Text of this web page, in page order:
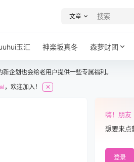
文章
玉汇 神楽坂真冬 森萝财团
新企划也会给老用户提供一些专属福利。
，欢迎加入！ ✕
嗨！朋友
想要来点
登录